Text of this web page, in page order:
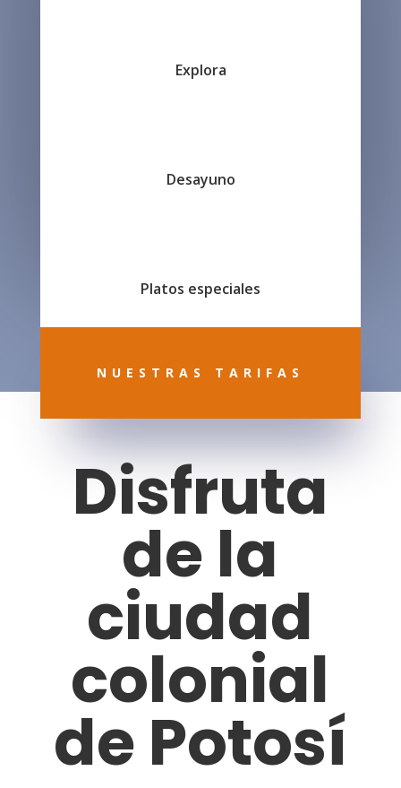
Explora
Desayuno
Platos especiales
NUESTRAS TARIFAS
Disfruta
de la
ciudad
colonial
de Potosí